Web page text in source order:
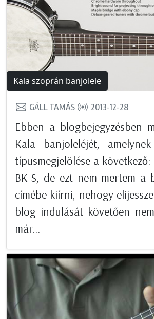
Kala szoprán banjolele
GÁLL TAMÁS 2013-12-28
Ebben a blogbejegyzésben
Kala banjoleléjét,
típusmegjelölése a következő:
BK-S, de ezt nem mertem a
címébe kiírni, nehogy
blog indulását követően
már...